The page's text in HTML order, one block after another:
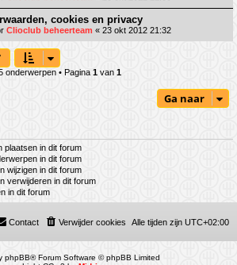
cookies en privacy
Clioclub beheerteam « 23 okt 2012 21:32
onderwerpen • Pagina 1van 1
Ga naar
plaatsen in dit forum
in dit forum
wijzigen in dit forum
verwijderen in dit forum
in dit forum
Alle tijden zijn UTC+02:00
Verwijder cookies
Contact
phpBB® Forum Software © phpBB Limited